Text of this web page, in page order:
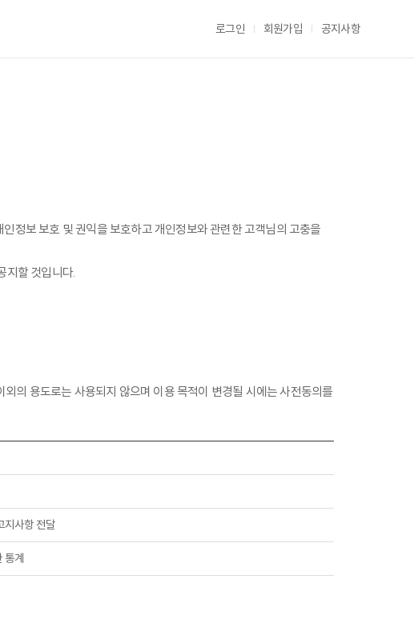
로그인 회원가입 공지사항
정보 보호 및 권익을 보호하고 개인정보와 관련한 고객님의 고충을
지할 것입니다.
의 용도로는 사용되지 않으며 이용 목적이 변경될 시에는 사전동의를
지사항 전달
계